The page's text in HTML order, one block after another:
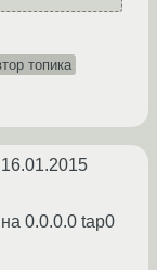
топика
16.01.2015
0.0.0.0 tap0